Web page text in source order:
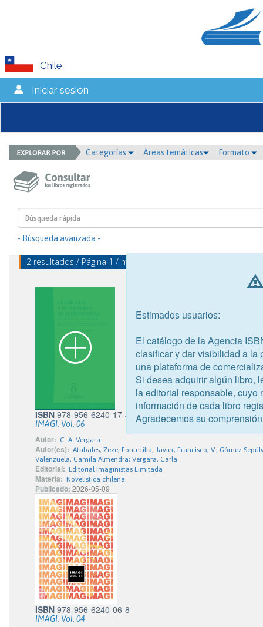
Chile
Iniciar sesión
Categorías Áreas temáticas Formato
- Búsqueda avanzada -
2 resultados / Página 1 / mostrando 1 - 2
ISBN 978-956-6240-17-4
IMAGI. Vol. 06
Autor: C. A. Vergara
Autor(es): Atabales, Zeze; Fontecilla, Javier; Francisco, V.; Gómez
Valenzuela, Camila Almendra; Vergara, Carla
Editorial: Editorial Imaginistas Limitada
Materia: Novelística chilena
Publicado: 2026-05-09
ISBN 978-956-6240-06-8
IMAGI. Vol. 04
Estimados usuarios:
El catálogo de la Agencia
clasificar y dar visibilidad a la
una plataforma de
Si desea adquirir algún libro,
la editorial responsable, cuyo
información de cada libro
Agradecemos su